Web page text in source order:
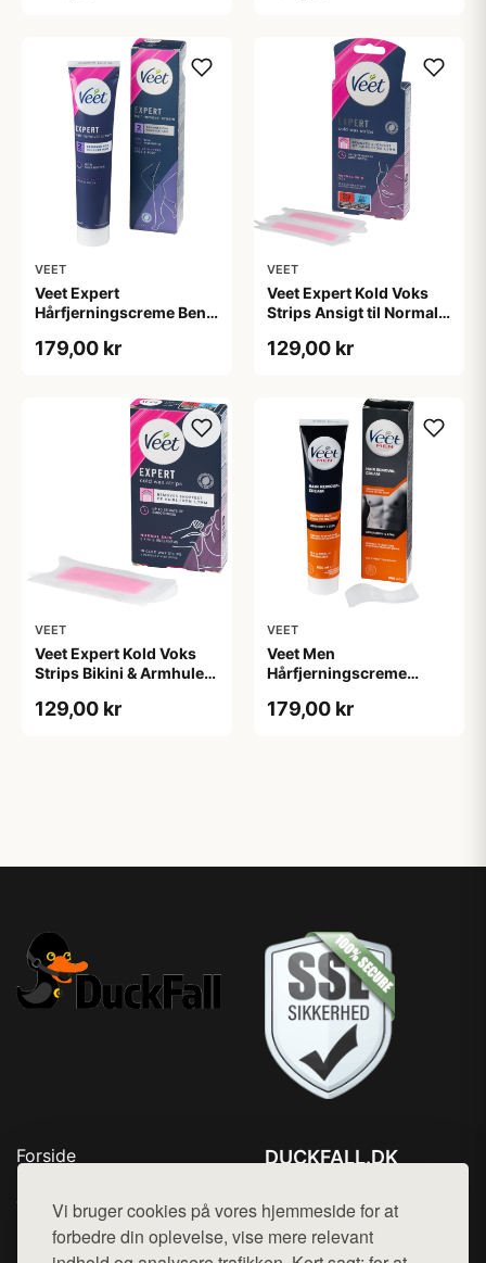
Vi bruger cookies på vores hjemmeside for at
forbedre din oplevelse, vise mere relevant
VEET
Veet Expert
Hårfjerningscreme Ben &
200 ml
179,00 kr
VEET
Veet Expert Kold Voks
Strips Ansigt til Normal
129,00 kr
VEET
Veet Expert Kold Voks
Strips Bikini & Armhuler
129,00 kr
VEET
Veet Men
Hårfjerningscreme
179,00 kr
Forside
Top Rabatter
Kontakt
DUCKFALL.DK
Mail: hej@want.dk